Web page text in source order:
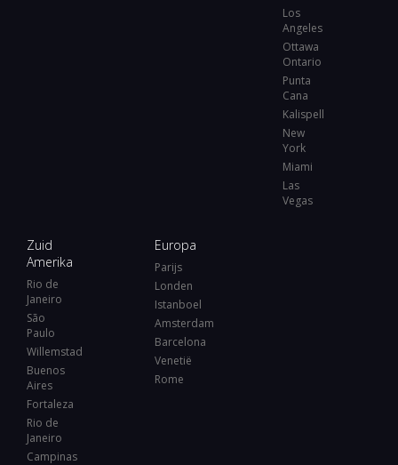
Los
Angeles
Ottawa
Ontario
Punta
Cana
Kalispell
New
York
Miami
Las
Vegas
Zuid
Amerika
Rio de
Janeiro
São
Paulo
Willemstad
Buenos
Aires
Fortaleza
Rio de
Janeiro
Campinas
Europa
Parijs
Londen
Istanboel
Amsterdam
Barcelona
Venetië
Rome